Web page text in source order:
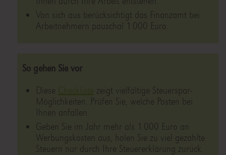
Von sich aus berücksichtigt das Finanzamt bei
Arbeitnehmern pauschal 1.000 Euro.
So gehen Sie vor
Diese Checkliste zeigt vielfältige Steuerspar-
Möglichkeiten. Prüfen Sie, welche Posten bei
Ihnen anfallen.
Geben Sie im Jahr mehr als 1.000 Euro an
Werbungskosten aus, holen Sie zu viel gezahlte
Steuern nur durch Ihre Steuererklärung zurück.